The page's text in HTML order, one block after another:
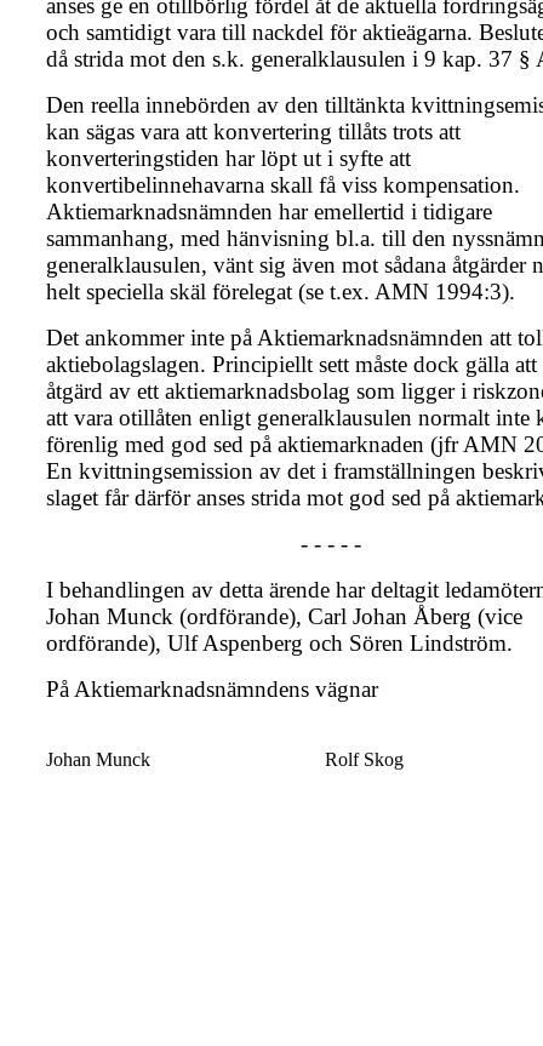
anses ge en otillbörlig fördel åt de aktuella
och samtidigt vara till nackdel för aktieägarna.
då strida mot den s.k. generalklausulen i 9 kap. 37 §
Den reella innebörden av den tilltänkta
kan sägas vara att konvertering tillåts trots att
konverteringstiden har löpt ut i syfte att
konvertibelinnehavarna skall få viss kompensation.
Aktiemarknadsnämnden har emellertid i tidigare
sammanhang, med hänvisning bl.a. till den
generalklausulen, vänt sig även mot sådana åtgärder
helt speciella skäl förelegat (se t.ex. AMN 1994:3).
Det ankommer inte på Aktiemarknadsnämnden att
aktiebolagslagen. Principiellt sett måste dock gälla att
åtgärd av ett aktiemarknadsbolag som ligger i
att vara otillåten enligt generalklausulen normalt inte
förenlig med god sed på aktiemarknaden (jfr AMN
En kvittningsemission av det i framställningen
slaget får därför anses strida mot god sed på
- - - - -
I behandlingen av detta ärende har deltagit
Johan Munck (ordförande), Carl Johan Åberg (vice
ordförande), Ulf Aspenberg och Sören Lindström.
På Aktiemarknadsnämndens vägnar
Johan Munck Rolf Skog